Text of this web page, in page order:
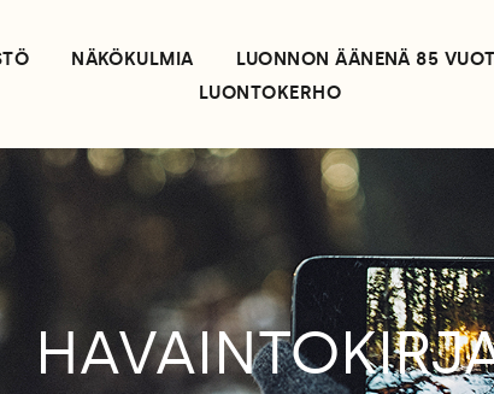
NÄKÖKULMIA LUONNON ÄÄNENÄ 85
LUONTOKERHO